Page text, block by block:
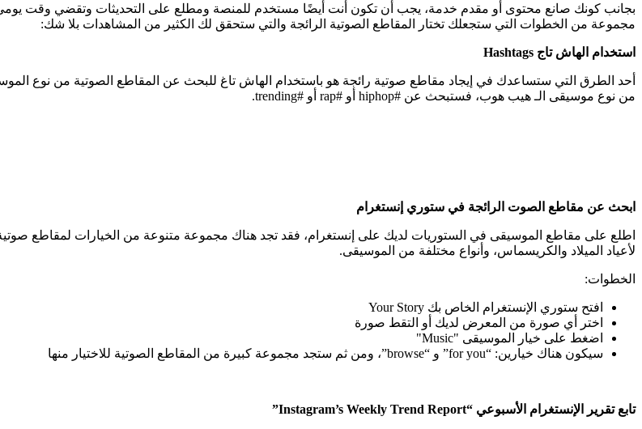
بجانب كونك صانع محتوى أو مقدم خدمة، يجب أن تكون أنت أيضًا مستخدم للمنصة ومطلع على التحديثات وتقضي وقت يومي
مجموعة من الخطوات التي ستجعلك تختار المقاطع الصوتية الرائجة والتي ستحقق لك الكثير من المشاهدات بلا شك:
استخدام الهاش تاج Hashtags
أحد الطرق التي ستساعدك في إيجاد مقاطع صوتية رائجة هو باستخدام الهاش تاغ للبحث عن المقاطع الصوتية من نوع
من نوع موسيقى الـ هيب هوب، فستبحث عن #hiphop أو #rap أو #trending.
ابحث عن مقاطع الصوت الرائجة في ستوري إنستغرام
اطلع على مقاطع الموسيقى في الستوريات لديك على إنستغرام، فقد تجد هناك مجموعة متنوعة من الخيارات لمقاطع
لأعياد الميلاد والكريسماس، وأنواع مختلفة من الموسيقى.
الخطوات:
افتح ستوري الإنستغرام الخاص بك Your Story
اختر أي صورة من المعرض لديك أو التقط صورة
اضغط على خيار الموسيقى "Music"
سيكون هناك خيارين: “for you” و “browse”، ومن ثم ستجد مجموعة كبيرة من المقاطع الصوتية للاختيار منها
تابع تقرير الإنستغرام الأسبوعي “Instagram’s Weekly Trend Report”